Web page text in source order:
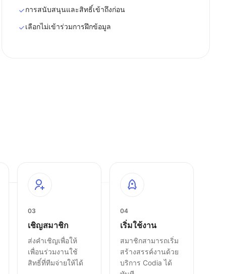
การสนับสนุนและสิทธิ์เข้าถึงก่อน
เลือกไม่เข้าร่วมการฝึกข้อมูล
03
เชิญสมาชิก
ส่งคำเชิญเพื่อให้
เพื่อนร่วมงานใช้
สิทธิ์ที่ทีมจ่ายให้ได้
04
เริ่มใช้งาน
สมาชิกสามารถเริ่ม
สร้างสรรค์งานด้วย
บริการ Codia ได้